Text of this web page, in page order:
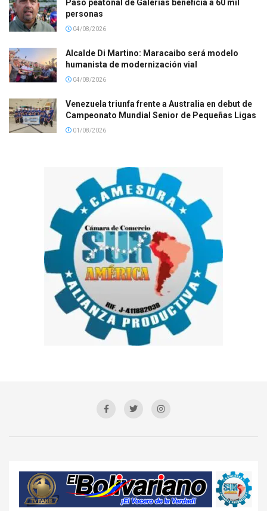
Paso peatonal de Galerías beneficia a 60 mil
personas
04/08/2026
Alcalde Di Martino: Maracaibo será modelo
humanista de modernización vial
04/08/2026
Venezuela triunfa frente a Australia en debut de
Campeonato Mundial Senior de Pequeñas Ligas
01/08/2026